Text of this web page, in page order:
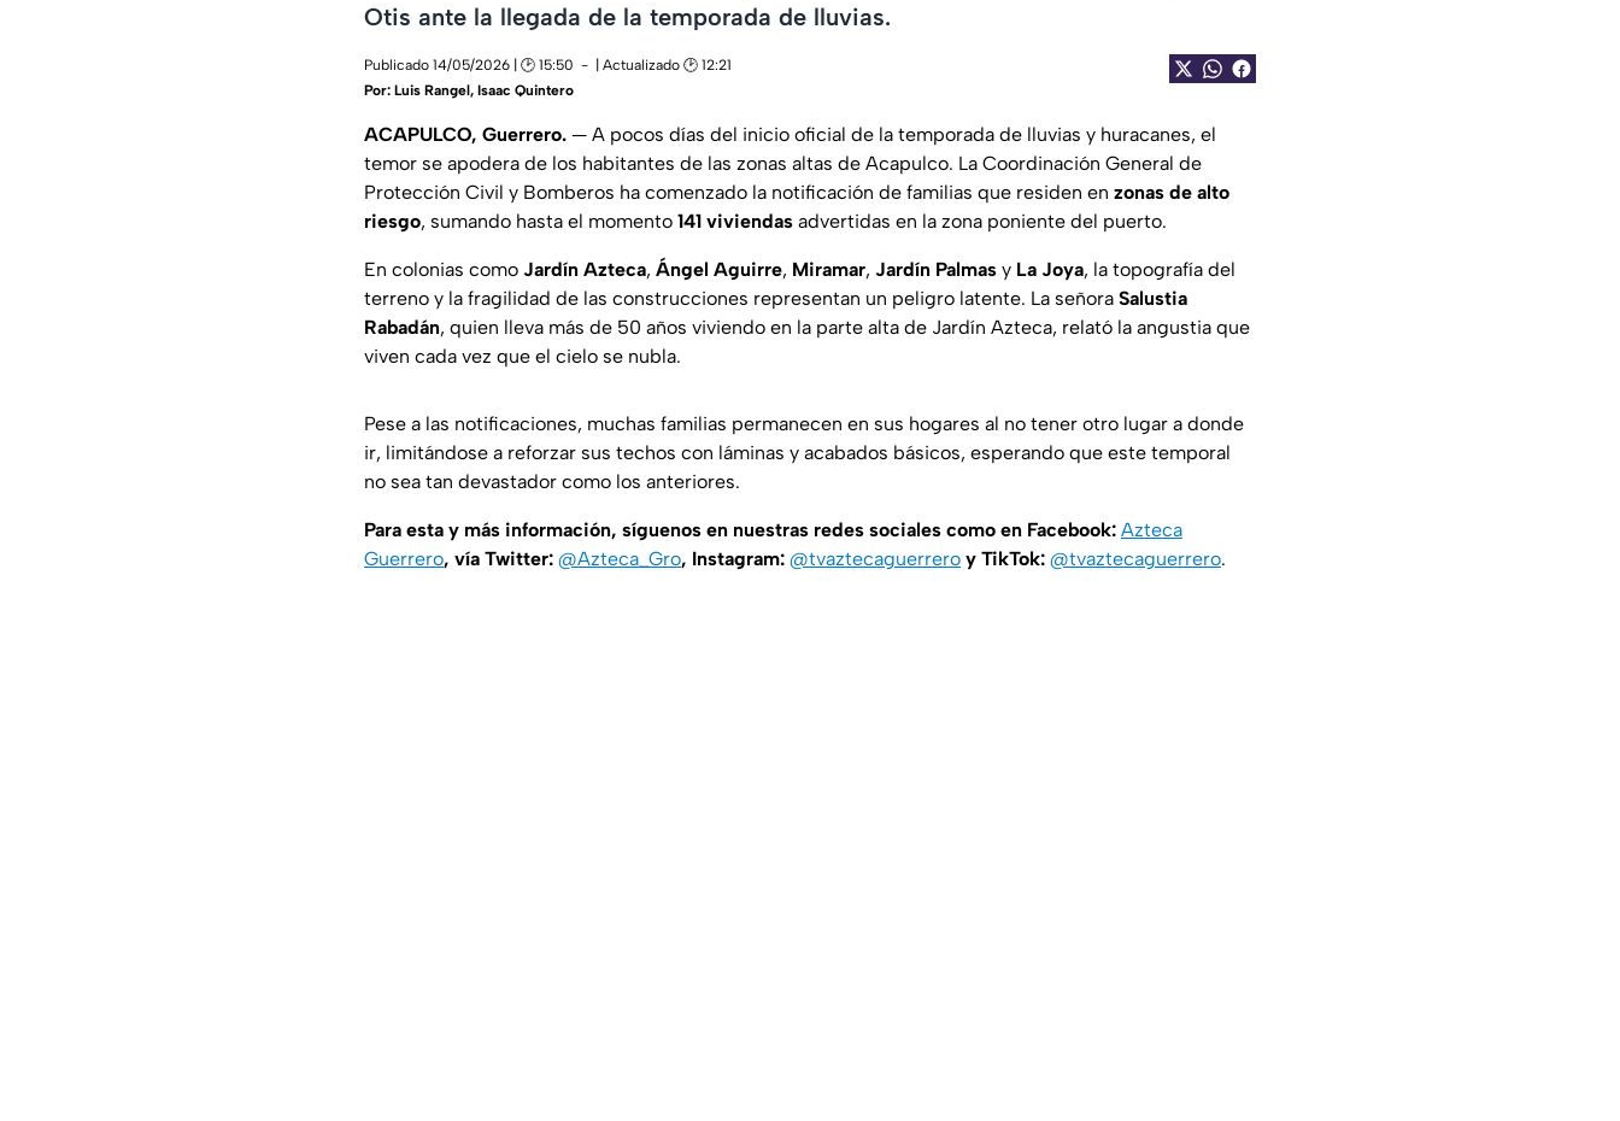
Otis ante la llegada de la temporada de lluvias.
Publicado 14/05/2026 | 🕑 15:50
| Actualizado 🕑 12:21
Por: Luis Rangel, Isaac Quintero
ACAPULCO, Guerrero. — A pocos días del inicio oficial de la temporada de lluvias y huracanes, el
temor se apodera de los habitantes de las zonas altas de Acapulco. La Coordinación General de
Protección Civil y Bomberos ha comenzado la notificación de familias que residen en zonas de alto
riesgo, sumando hasta el momento 141 viviendas advertidas en la zona poniente del puerto.
En colonias como Jardín Azteca, Ángel Aguirre, Miramar, Jardín Palmas y La Joya, la topografía del
terreno y la fragilidad de las construcciones representan un peligro latente. La señora Salustia
Rabadán, quien lleva más de 50 años viviendo en la parte alta de Jardín Azteca, relató la angustia que
viven cada vez que el cielo se nubla.
Pese a las notificaciones, muchas familias permanecen en sus hogares al no tener otro lugar a donde
ir, limitándose a reforzar sus techos con láminas y acabados básicos, esperando que este temporal
no sea tan devastador como los anteriores.
Para esta y más información, síguenos en nuestras redes sociales como en Facebook: Azteca
Guerrero, vía Twitter: @Azteca_Gro, Instagram: @tvaztecaguerrero y TikTok: @tvaztecaguerrero.